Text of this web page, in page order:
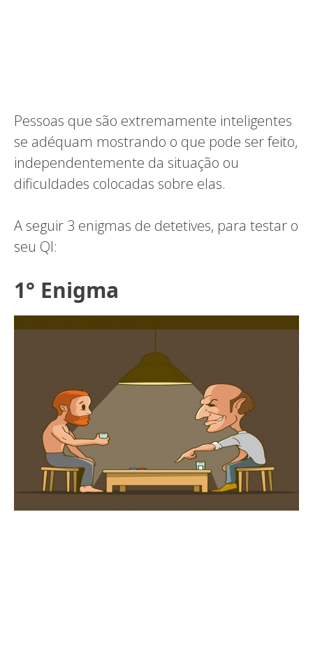
Pessoas que são extremamente inteligentes
se adéquam mostrando o que pode ser feito,
independentemente da situação ou
dificuldades colocadas sobre elas.
A seguir 3 enigmas de detetives, para testar o
seu QI:
1° Enigma